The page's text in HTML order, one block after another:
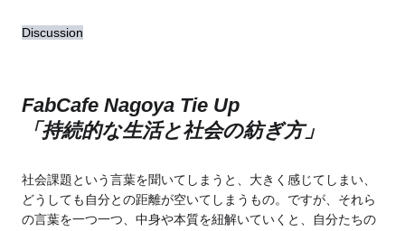
Discussion
FabCafe Nagoya Tie Up
「持続的な生活と社会の紡ぎ方」
社会課題という言葉を聞いてしまうと、大きく感じてしまい、
どうしても自分との距離が空いてしまうもの。ですが、それら
の言葉を一つ一つ、中身や本質を紐解いていくと、自分たちの